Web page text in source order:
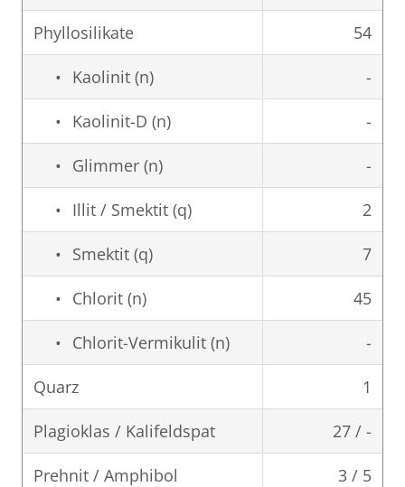
Phyllosilikate 54
Kaolinit (n) -
Kaolinit-D (n) -
Glimmer (n) -
Illit / Smektit (q) 2
Smektit (q) 7
Chlorit (n) 45
Chlorit-Vermikulit (n) -
Quarz 1
Plagioklas / Kalifeldspat 27 / -
Prehnit / Amphibol 3 / 5